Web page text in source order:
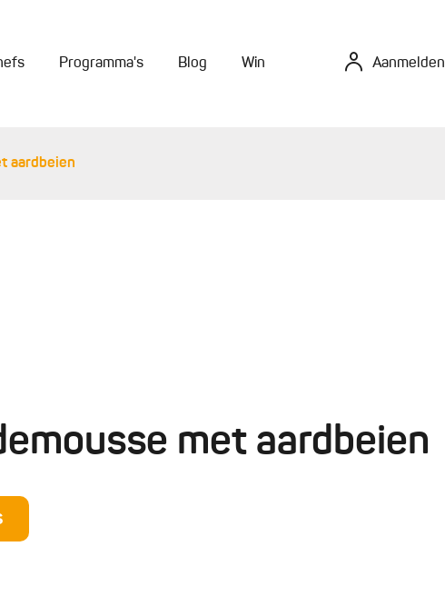
Programma's Blog Win Aanmelden
aardbeien
met aardbeien